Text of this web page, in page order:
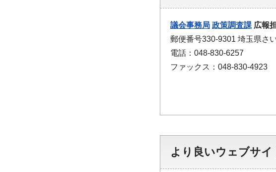
議会事務局 政策調査課 広報
郵便番号330-9301 埼玉県さ
電話：048-830-6257
ファックス：048-830-4923
より良いウェブサ